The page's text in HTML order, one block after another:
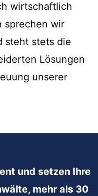
wirtschaftlich
sprechen wir
steht stets die
Lösungen
unserer
und setzen Ihre
mehr als 30